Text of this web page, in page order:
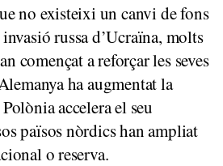
no existeixi un canvi de fons
russa d’Ucraïna, molts
començat a reforçar les seves
ha augmentat la
accelera el seu
països nòrdics han ampliat
o reserva.